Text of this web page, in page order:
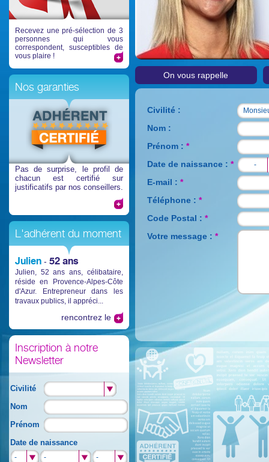
Recevez une pré-sélection de 3
personnes qui vous
correspondent, susceptibles de
vous plaire !
Nos garanties
Pas de surprise, le profil de
chacun est certifié sur
justificatifs par nos conseillers.
L'adhérent du moment
Julien - 52 ans
Julien, 52 ans ans, célibataire,
réside en Provence-Alpes-Côte
d'Azur. Entrepreneur dans les
travaux publics, il appréci...
rencontrez le
Inscription à notre
Newsletter
Civilité
Nom
Prénom
Date de naissance
--- --- ---
On vous rappelle
Civilité :
Nom :
Prénom : *
Date de naissance : * ---
E-mail : *
Téléphone : *
Code Postal : *
Votre message : *